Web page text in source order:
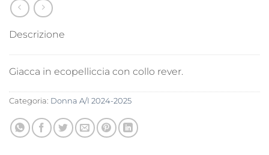
Descrizione
Giacca in ecopelliccia con collo rever.
Categoria: Donna A/I 2024-2025